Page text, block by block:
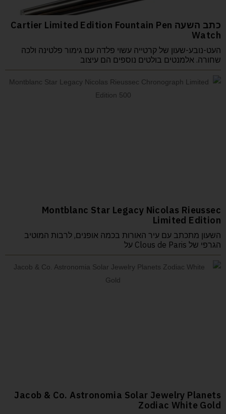
כתב השעה Cartier Limited Edition Fountain Pen
Watch
העט-נובע-שעון של קרטייה עשוי פלדה עם גימור פלטינה ולכה
שחורה. אלמנטים בולטים נוספים הם עיצוב
Montblanc Star Legacy Nicolas Rieussec
Limited Edition
השעון מתכתב עם עיר האורות בכמה אופנים, לרבות המוטיב
הגרפי של Clous de Paris על
Jacob & Co. Astronomia Solar Jewelry Planets
Zodiac White Gold